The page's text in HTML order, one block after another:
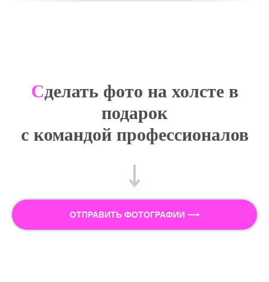
Сделать фото на холсте в
подарок
с командой профессионалов
ОТПРАВИТЬ ФОТОГРАФИИ ⟶